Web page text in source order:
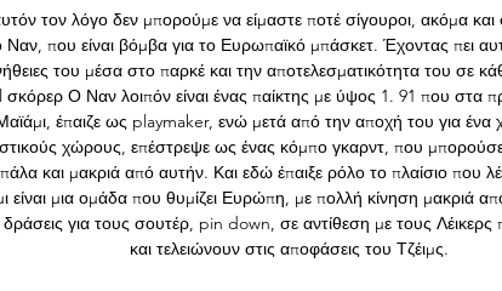
τον λόγο δεν μπορούμε να είμαστε ποτέ σίγουροι, ακόμα και
που είναι βόμβα για το Ευρωπαϊκό μπάσκετ. Έχοντας πει
του μέσα στο παρκέ και την αποτελεσματικότητα του σε
σκόρερ Ο Ναν λοιπόν είναι ένας παίκτης με ύψος 1. 91 που στα
έπαιζε ως playmaker, ενώ μετά από την αποχή του για ένα
χώρους, επέστρεψε ως ένας κόμπο γκαρντ, που μπορούσε
και μακριά από αυτήν. Και εδώ έπαιξε ρόλο το πλαίσιο που
είναι μια ομάδα που θυμίζει Ευρώπη, με πολλή κίνηση μακριά
για τους σουτέρ, pin down, σε αντίθεση με τους Λέικερς
και τελειώνουν στις αποφάσεις του Τζέιμς.